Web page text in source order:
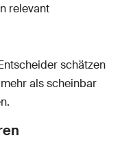
relevant
schätzen
mehr als scheinbar